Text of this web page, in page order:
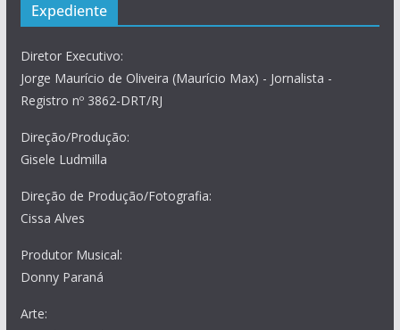
Expediente
Diretor Executivo:
Jorge Maurício de Oliveira (Maurício Max) - Jornalista -
Registro nº 3862-DRT/RJ
Direção/Produção:
Gisele Ludmilla
Direção de Produção/Fotografia:
Cissa Alves
Produtor Musical:
Donny Paraná
Arte: